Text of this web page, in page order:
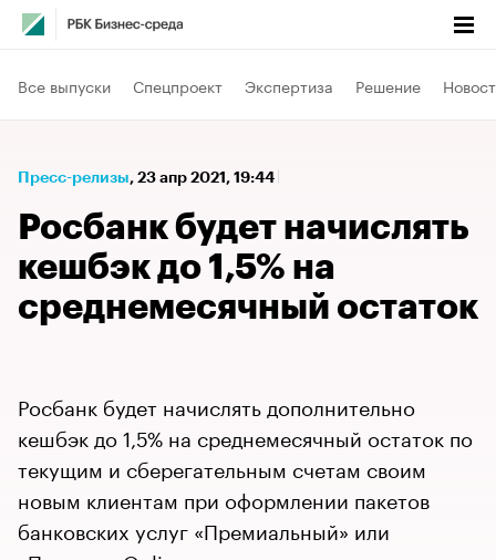
Все выпуски Спецпроект Экспертиза Решение
Пресс-релизы⁠, 23 апр 2021, 19:44
Росбанк будет начислять
кешбэк до 1,5% на
среднемесячный остаток
Росбанк будет начислять дополнительно
кешбэк до 1,5% на среднемесячный остаток по
текущим и сберегательным счетам своим
новым клиентам при оформлении пакетов
банковских услуг «Премиальный» или